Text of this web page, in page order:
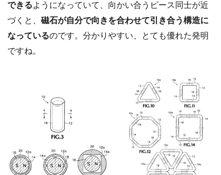
できるようになっていて、向かい合うピース同士が近
づくと、 磁石が自分で向きを合わせて引き合う構造に
なっているのです。分かりやすい、とても優れた発明
ですね。